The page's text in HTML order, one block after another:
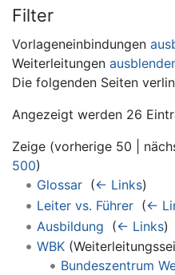
Filter
Vorlageneinbindungen
Weiterleitungen
Die folgenden Seiten
Angezeigt werden 26
Zeige (vorherige 50 |
500)
Glossar‎ (← Links)
Leiter vs. Führer‎ (←
Ausbildung (← Links)
WBK
Bundeszentrum